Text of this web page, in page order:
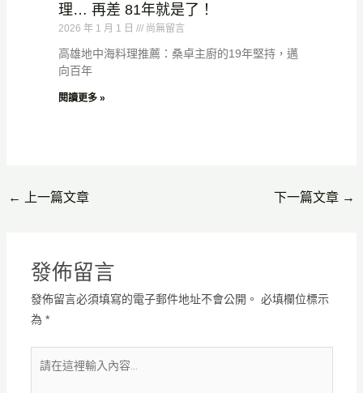
理… 再差 81年就是了！
2026 年 1 月 1 日 尚無留言
高雄地中海料理推薦：桑卓主廚的19年堅持，邁
向百年
閱讀更多 »
← 上一篇文章 下一篇文章 →
發佈留言
發佈留言必須填寫的電子郵件地址不會公開。 必填欄位標示
為 *